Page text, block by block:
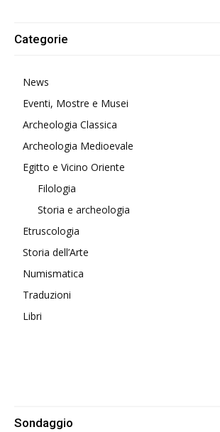
Categorie
News
Eventi, Mostre e Musei
Archeologia Classica
Archeologia Medioevale
Egitto e Vicino Oriente
Filologia
Storia e archeologia
Etruscologia
Storia dell’Arte
Numismatica
Traduzioni
Libri
Sondaggio